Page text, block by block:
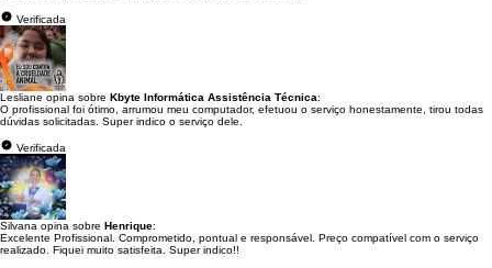
Verificada
Lesliane opina sobre Kbyte Informática Assistência Técnica:
O profissional foi ótimo, arrumou meu computador, efetuou o serviço honestamente, tirou todas
dúvidas solicitadas. Super indico o serviço dele.
Verificada
Silvana opina sobre Henrique:
Excelente Profissional. Comprometido, pontual e responsável. Preço compatível com o serviço
realizado. Fiquei muito satisfeita. Super indico!!